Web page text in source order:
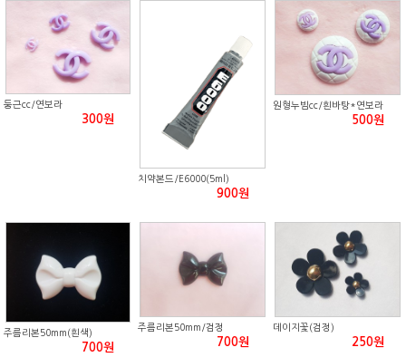
둥근cc/연보라
300원
치약본드/E6000(5ml)
900원
원형누빔cc/흰바탕*연보라
500원
주름리본50mm(흰색)
700원
주름리본50mm/검정
700원
데이지꽃(검정)
250원